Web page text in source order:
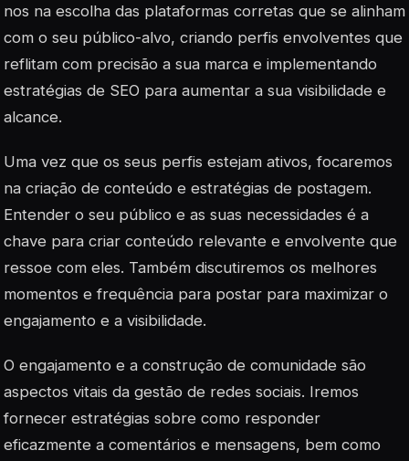
nos na escolha das plataformas corretas que se alinham
com o seu público-alvo, criando perfis envolventes que
reflitam com precisão a sua marca e implementando
estratégias de SEO para aumentar a sua visibilidade e
alcance.
Uma vez que os seus perfis estejam ativos, focaremos
na criação de conteúdo e estratégias de postagem.
Entender o seu público e as suas necessidades é a
chave para criar conteúdo relevante e envolvente que
ressoe com eles. Também discutiremos os melhores
momentos e frequência para postar para maximizar o
engajamento e a visibilidade.
O engajamento e a construção de comunidade são
aspectos vitais da gestão de redes sociais. Iremos
fornecer estratégias sobre como responder
eficazmente a comentários e mensagens, bem como